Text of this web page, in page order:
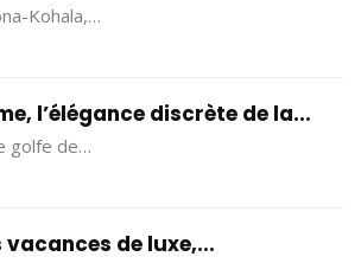
Kohala,…
l’élégance discrète de la...
golfe de…
vacances de luxe,...